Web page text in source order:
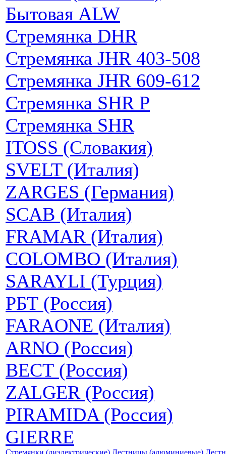
Бытовая ALW
Стремянка DHR
Стремянка JHR 403-508
Стремянка JHR 609-612
Стремянка SHR P
Стремянка SHR
ITOSS (Словакия)
SVELT (Италия)
ZARGES (Германия)
SCAB (Италия)
FRAMAR (Италия)
COLOMBO (Италия)
SARAYLI (Турция)
РБТ (Россия)
FARAONE (Италия)
ARNO (Россия)
ВЕСТ (Россия)
ZALGER (Россия)
PIRAMIDA (Россия)
GIERRE
Стремянки (диэлектрические) Лестницы (алюминиевые)